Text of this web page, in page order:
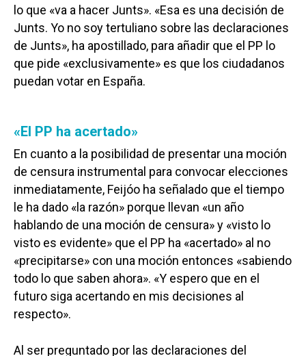
lo que «va a hacer Junts». «Esa es una decisión de
Junts. Yo no soy tertuliano sobre las declaraciones
de Junts», ha apostillado, para añadir que el PP lo
que pide «exclusivamente» es que los ciudadanos
puedan votar en España.
«El PP ha acertado»
En cuanto a la posibilidad de presentar una moción
de censura instrumental para convocar elecciones
inmediatamente, Feijóo ha señalado que el tiempo
le ha dado «la razón» porque llevan «un año
hablando de una moción de censura» y «visto lo
visto es evidente» que el PP ha «acertado» al no
«precipitarse» con una moción entonces «sabiendo
todo lo que saben ahora». «Y espero que en el
futuro siga acertando en mis decisiones al
respecto».
Al ser preguntado por las declaraciones del